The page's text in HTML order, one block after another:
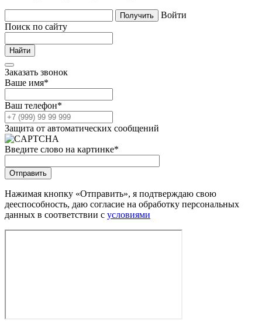
Войти
Поиск по сайту
Заказать звонок
Ваше имя*
Ваш телефон*
Защита от автоматических сообщений
Введите слово на картинке*
Нажимая кнопку «Отправить», я подтверждаю свою
дееспособность, даю согласие на обработку персональных
данных в соответствии с условиями